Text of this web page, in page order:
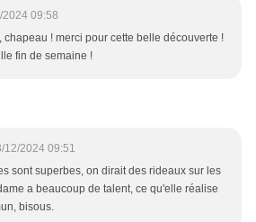
2024 09:58
chapeau ! merci pour cette belle découverte !
fin de semaine !
12/2024 09:51
sont superbes, on dirait des rideaux sur les
a beaucoup de talent, ce qu'elle réalise
bisous.